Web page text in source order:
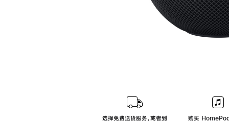
选择免费送货服务，或者到
购买